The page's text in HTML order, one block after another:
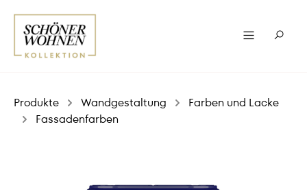
Produkte Wandgestaltung
Farben und Lacke
Fassadenfarben